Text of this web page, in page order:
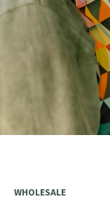
WHOLESALE